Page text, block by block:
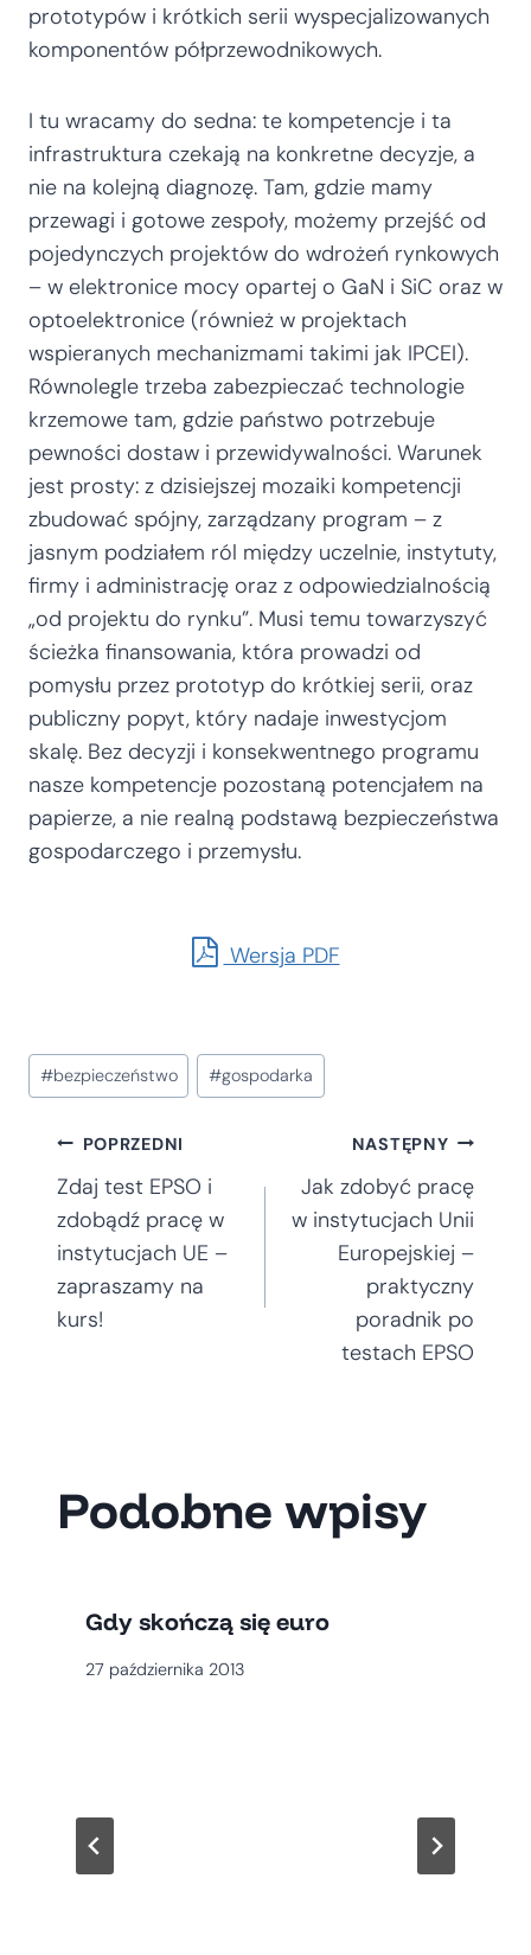
prototypów i krótkich serii wyspecjalizowanych
komponentów półprzewodnikowych.
I tu wracamy do sedna: te kompetencje i ta
infrastruktura czekają na konkretne decyzje, a
nie na kolejną diagnozę. Tam, gdzie mamy
przewagi i gotowe zespoły, możemy przejść od
pojedynczych projektów do wdrożeń rynkowych
– w elektronice mocy opartej o GaN i SiC oraz w
optoelektronice (również w projektach
wspieranych mechanizmami takimi jak IPCEI).
Równolegle trzeba zabezpieczać technologie
krzemowe tam, gdzie państwo potrzebuje
pewności dostaw i przewidywalności. Warunek
jest prosty: z dzisiejszej mozaiki kompetencji
zbudować spójny, zarządzany program – z
jasnym podziałem ról między uczelnie, instytuty,
firmy i administrację oraz z odpowiedzialnością
„od projektu do rynku”. Musi temu towarzyszyć
ścieżka finansowania, która prowadzi od
pomysłu przez prototyp do krótkiej serii, oraz
publiczny popyt, który nadaje inwestycjom
skalę. Bez decyzji i konsekwentnego programu
nasze kompetencje pozostaną potencjałem na
papierze, a nie realną podstawą bezpieczeństwa
gospodarczego i przemysłu.
Wersja PDF
Tagi
wpisu:
#bezpieczeństwo #gospodarka
Nawigacja
wpisu
POPRZEDNI
Zdaj test EPSO i
zdobądź pracę w
instytucjach UE –
zapraszamy na
kurs!
NASTĘPNY
Jak zdobyć pracę
w instytucjach Unii
Europejskiej –
praktyczny
poradnik po
testach EPSO
Podobne wpisy
Gdy skończą się euro
27 października 2013